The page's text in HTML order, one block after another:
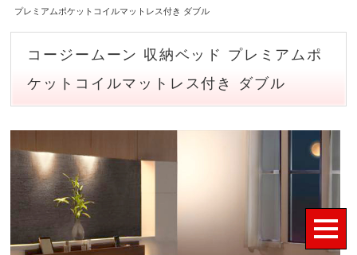
プレミアムポケットコイルマットレス付き ダブル
コージームーン 収納ベッド プレミアムポ
ケットコイルマットレス付き ダブル